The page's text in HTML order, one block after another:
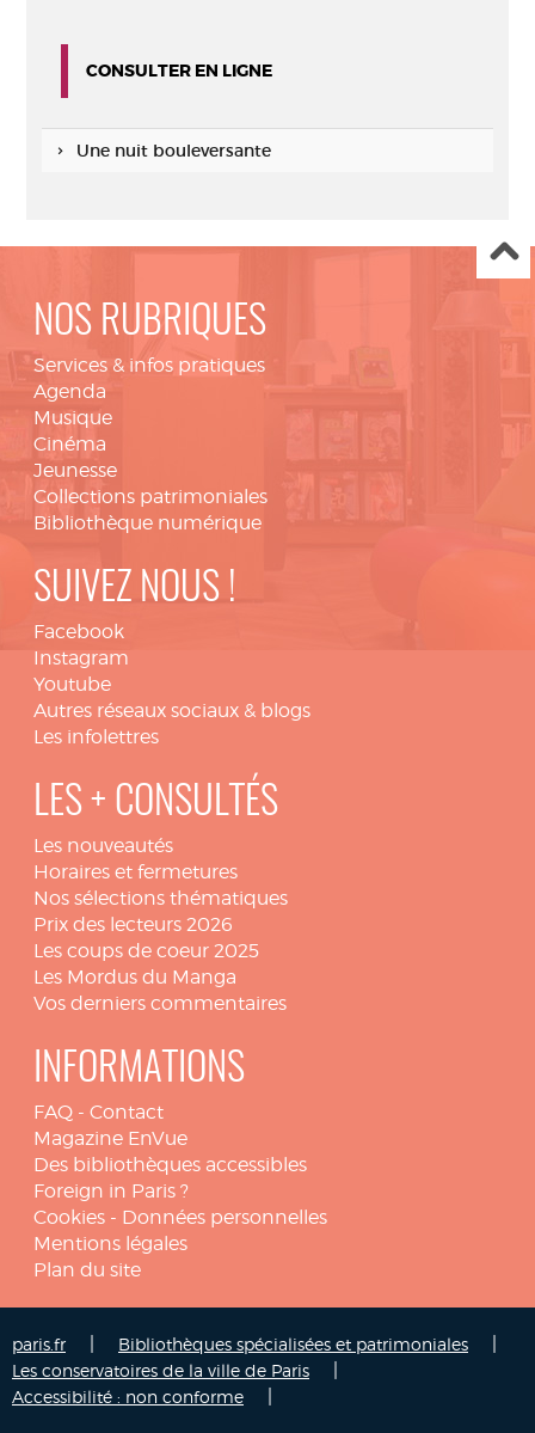
CONSULTER EN LIGNE
Une nuit bouleversante
NOS RUBRIQUES
Services & infos pratiques
Agenda
Musique
Cinéma
Jeunesse
Collections patrimoniales
Bibliothèque numérique
SUIVEZ NOUS !
Facebook
Instagram
Youtube
Autres réseaux sociaux & blogs
Les infolettres
LES + CONSULTÉS
Les nouveautés
Horaires et fermetures
Nos sélections thématiques
Prix des lecteurs 2026
Les coups de coeur 2025
Les Mordus du Manga
Vos derniers commentaires
INFORMATIONS
FAQ - Contact
Magazine EnVue
Des bibliothèques accessibles
Foreign in Paris ?
Cookies - Données personnelles
Mentions légales
Plan du site
paris.fr Bibliothèques spécialisées et patrimoniales
Les conservatoires de la ville de Paris
Accessibilité : non conforme